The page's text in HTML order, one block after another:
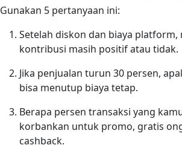
Gunakan 5 pertanyaan ini:
Setelah diskon dan biaya platform,
kontribusi masih positif atau tidak.
Jika penjualan turun 30 persen,
bisa menutup biaya tetap.
Berapa persen transaksi yang
korbankan untuk promo, gratis
cashback.